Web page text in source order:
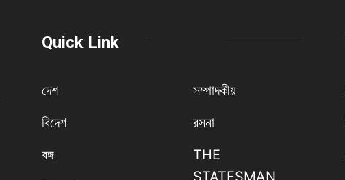
Quick Link
দেশ
বিদেশ
বঙ্গ
সম্পাদকীয়
রসনা
THE
STATESMAN